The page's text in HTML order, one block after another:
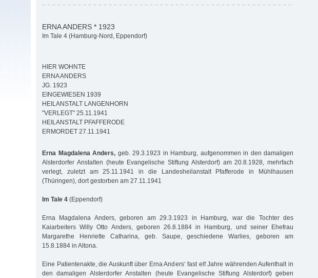
ERNA ANDERS * 1923
Im Tale 4 (Hamburg-Nord, Eppendorf)
HIER WOHNTE
ERNA ANDERS
JG. 1923
EINGEWIESEN 1939
HEILANSTALT LANGENHORN
"VERLEGT" 25.11.1941
HEILANSTALT PFAFFERODE
ERMORDET 27.11.1941
Erna Magdalena Anders, geb. 29.3.1923 in Hamburg, aufgenommen in den damaligen
Alsterdorfer Anstalten (heute Evangelische Stiftung Alsterdorf) am 20.8.1928, mehrfach
verlegt, zuletzt am 25.11.1941 in die Landesheilanstalt Pfafferode in Mühlhausen
(Thüringen), dort gestorben am 27.11.1941
Im Tale 4 (Eppendorf)
Erna Magdalena Anders, geboren am 29.3.1923 in Hamburg, war die Tochter des
Kaiarbeiters Willy Otto Anders, geboren 26.8.1884 in Hamburg, und seiner Ehefrau
Margarethe Henriette Catharina, geb. Saupe, geschiedene Warlies, geboren am
15.8.1884 in Altona.
Eine Patientenakte, die Auskunft über Erna Anders‘ fast elf Jahre währenden Aufenthalt in
den damaligen Alsterdorfer Anstalten (heute Evangelische Stiftung Alsterdorf) geben